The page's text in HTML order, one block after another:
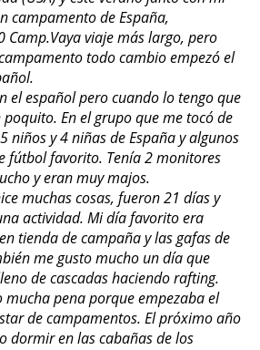
campamento de España,
Camp.Vaya viaje más largo, pero
todo cambio empezó el
el español pero cuando lo tengo que
En el grupo que me tocó de
niños y 4 niñas de España y algunos
fútbol favorito. Tenía 2 monitores
y eran muy majos.
muchas cosas, fueron 21 días y
actividad. Mi día favorito era
tienda de campaña y las gafas de
me gusto mucho un día que
de cascadas haciendo rafting.
mucha pena porque empezaba el
de campamentos. El próximo año
dormir en las cabañas de los